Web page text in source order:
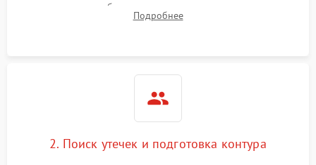
сопротивления обмоток мотора, проверка термостата и
считывание кодов ошибок с электронного дисплея.
Подробнее
2. Поиск утечек и подготовка контура